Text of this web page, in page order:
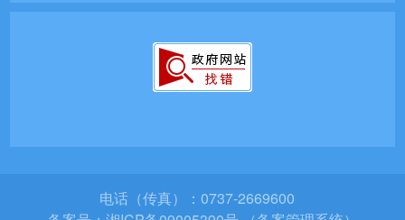
电话（传真）：0737-2669600